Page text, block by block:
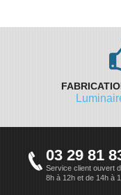
03 29 81
Service client ouvert
8h à 12h et de 14h à